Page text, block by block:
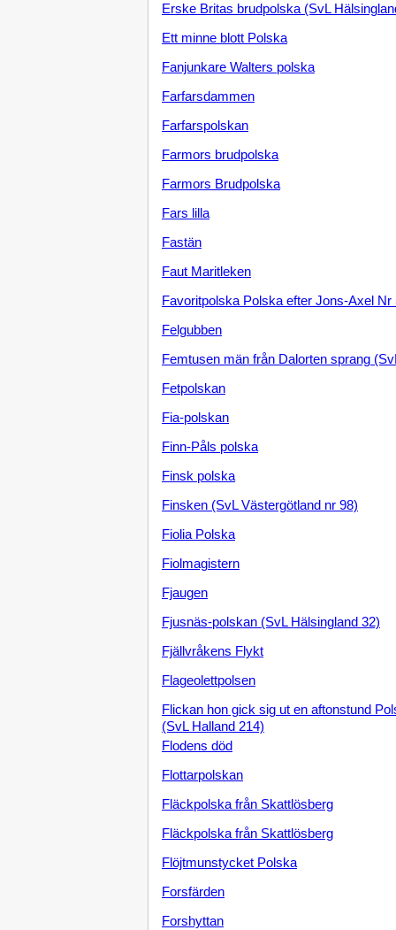
Erske Britas brudpolska (SvL
Ett minne blott Polska
Fanjunkare Walters polska
Farfarsdammen
Farfarspolskan
Farmors brudpolska
Farmors Brudpolska
Fars lilla
Fastän
Faut Maritleken
Favoritpolska Polska efter Jons-Axel Nr
Felgubben
Femtusen män från Dalorten sprang
Fetpolskan
Fia-polskan
Finn-Påls polska
Finsk polska
Finsken (SvL Västergötland nr 98)
Fiolia Polska
Fiolmagistern
Fjaugen
Fjusnäs-polskan (SvL Hälsingland 32)
Fjällvråkens Flykt
Flageolettpolsen
Flickan hon gick sig ut en aftonstund
(SvL Halland 214)
Flodens död
Flottarpolskan
Fläckpolska från Skattlösberg
Fläckpolska från Skattlösberg
Flöjtmunstycket Polska
Forsfärden
Forshyttan